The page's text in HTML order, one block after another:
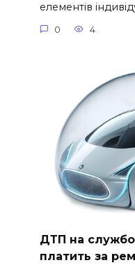
елементів
0 4
ДТП на
платить за